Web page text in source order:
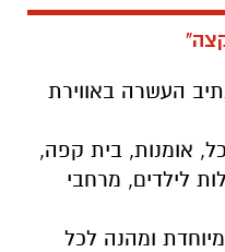
העשרה באווירת
אומנות, בית קפה,
לילדים, מרחבי
מיוחדת ומהנה לכל